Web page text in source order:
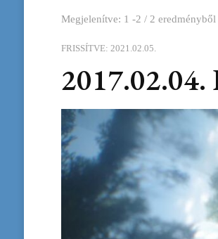
Megjelenítve: 1 -2 / 2 eredményből
FRISSÍTVE:2021.02.05.
2017.02.04.